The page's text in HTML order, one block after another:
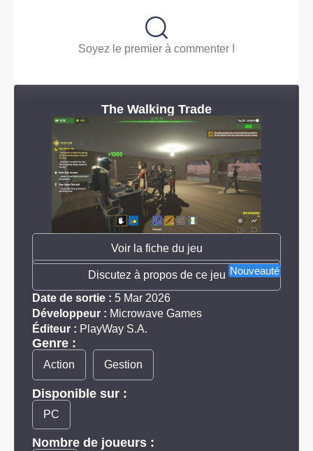
Soyez le premier à commenter !
The Walking Trade
Voir la fiche du jeu
Nouveauté
Discutez à propos de ce jeu
Date de sortie : 5 Mar 2026
Développeur : Microwave Games
Éditeur : PlayWay S.A.
Genre :
Action Gestion
Disponible sur :
PC
Nombre de joueurs :